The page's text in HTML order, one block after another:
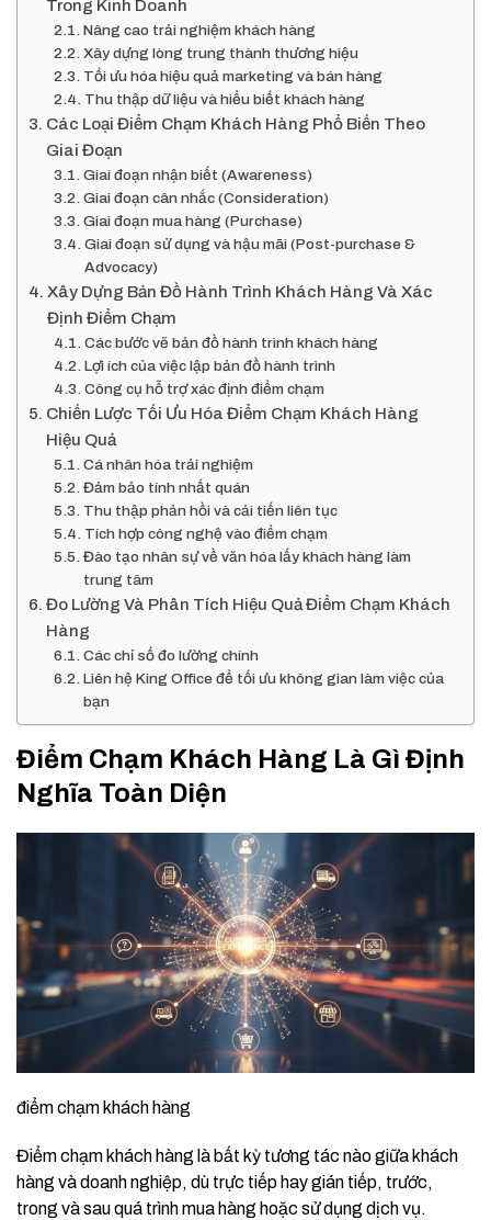
Trong Kinh Doanh
Nâng cao trải nghiệm khách hàng
Xây dựng lòng trung thành thương hiệu
Tối ưu hóa hiệu quả marketing và bán hàng
Thu thập dữ liệu và hiểu biết khách hàng
Các Loại Điểm Chạm Khách Hàng Phổ Biến Theo
Giai Đoạn
Giai đoạn nhận biết (Awareness)
Giai đoạn cân nhắc (Consideration)
Giai đoạn mua hàng (Purchase)
Giai đoạn sử dụng và hậu mãi (Post-purchase &
Advocacy)
Xây Dựng Bản Đồ Hành Trình Khách Hàng Và Xác
Định Điểm Chạm
Các bước vẽ bản đồ hành trình khách hàng
Lợi ích của việc lập bản đồ hành trình
Công cụ hỗ trợ xác định điểm chạm
Chiến Lược Tối Ưu Hóa Điểm Chạm Khách Hàng
Hiệu Quả
Cá nhân hóa trải nghiệm
Đảm bảo tính nhất quán
Thu thập phản hồi và cải tiến liên tục
Tích hợp công nghệ vào điểm chạm
Đào tạo nhân sự về văn hóa lấy khách hàng làm
trung tâm
Đo Lường Và Phân Tích Hiệu Quả Điểm Chạm Khách
Hàng
Các chỉ số đo lường chính
Liên hệ King Office để tối ưu không gian làm việc của
bạn
Điểm Chạm Khách Hàng Là Gì Định
Nghĩa Toàn Diện
điểm chạm khách hàng
Điểm chạm khách hàng là bất kỳ tương tác nào giữa khách
hàng và doanh nghiệp, dù trực tiếp hay gián tiếp, trước,
trong và sau quá trình mua hàng hoặc sử dụng dịch vụ.